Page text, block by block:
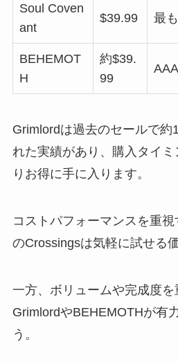
Soul Coven
ant
$39.99 最
BEHEMOT
H
約$39.
99
Grimlordは過去のセールで約
れた実績があり、購入タイ
りお得に手に入ります。
コストパフォーマンスを重
のCrossingsは気軽に試せる
一方、ボリュームや完成度
GrimlordやBEHEMOTHが有
う。